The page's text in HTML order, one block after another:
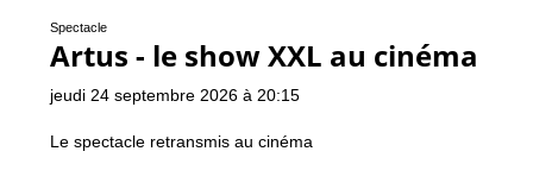
Spectacle
Artus - le show XXL au cinéma
jeudi 24 septembre 2026 à 20:15
Le spectacle retransmis au cinéma